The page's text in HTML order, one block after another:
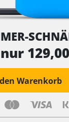
nur
Warenkorb